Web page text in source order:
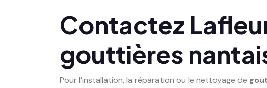
Contactez
gouttières
Pour l’installation, la réparation ou le nettoyage de